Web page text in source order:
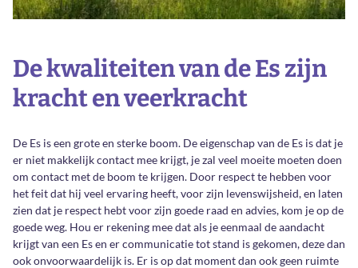
De kwaliteiten van de Es zijn
kracht en veerkracht
De Es is een grote en sterke boom. De eigenschap van de Es is dat je
er niet makkelijk contact mee krijgt, je zal veel moeite moeten doen
om contact met de boom te krijgen. Door respect te hebben voor
het feit dat hij veel ervaring heeft, voor zijn levenswijsheid, en laten
zien dat je respect hebt voor zijn goede raad en advies, kom je op de
goede weg. Hou er rekening mee dat als je eenmaal de aandacht
krijgt van een Es en er communicatie tot stand is gekomen, deze dan
ook onvoorwaardelijk is. Er is op dat moment dan ook geen ruimte